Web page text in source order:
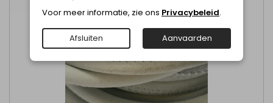
Voor meer informatie, zie ons Privacybeleid.
Afsluiten Aanvaarden